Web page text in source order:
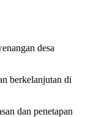
desa
berkelanjutan di
dan penetapan